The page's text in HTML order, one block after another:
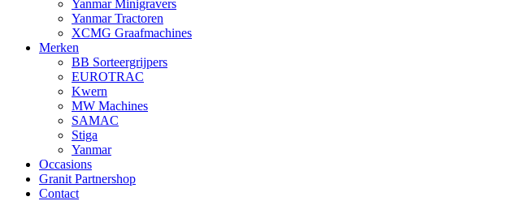
Yanmar Minigravers
Yanmar Tractoren
XCMG Graafmachines
Merken
BB Sorteergrijpers
EUROTRAC
Kwern
MW Machines
SAMAC
Stiga
Yanmar
Occasions
Granit Partnershop
Contact